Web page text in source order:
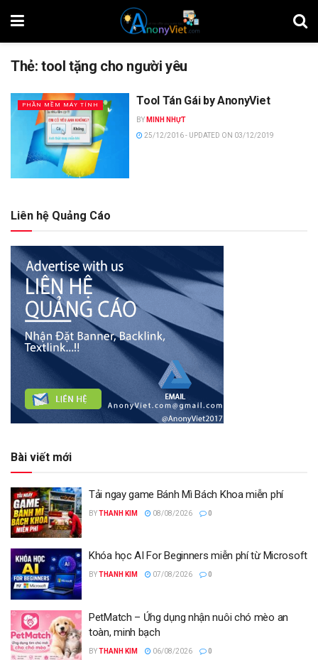
Thẻ:tool tặng cho người yêu
PHẦN MỀM MÁY TÍNH Tool Tán Gái by AnonyViet
BY MINH NHỰT
25/12/2016 - UPDATED ON 03/12/2019
Liên hệ Quảng Cáo
Bài viết mới
Tải ngay game Bánh Mì Bách Khoa miễn phí
BYTHANH KIM 08/08/2026 0
Khóa học AI For Beginners miễn phí từ Microsoft
BYTHANH KIM 07/08/2026 0
PetMatch – Ứng dụng nhận nuôi chó mèo an
toàn, minh bạch
BYTHANH KIM 06/08/2026 0